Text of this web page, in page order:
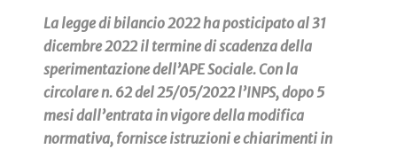
La legge di bilancio 2022 ha posticipato al 31
dicembre 2022 il termine di scadenza della
sperimentazione dell’APE Sociale. Con la
circolare n. 62 del 25/05/2022 l’INPS, dopo 5
mesi dall’entrata in vigore della modifica
normativa, fornisce istruzioni e chiarimenti in